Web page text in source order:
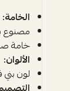
الخامة:
مصنوع
خامة
الألوان:
لون